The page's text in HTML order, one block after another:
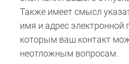
Также имеет смысл
имя и адрес электронной
которым ваш контакт
неотложным вопросам.